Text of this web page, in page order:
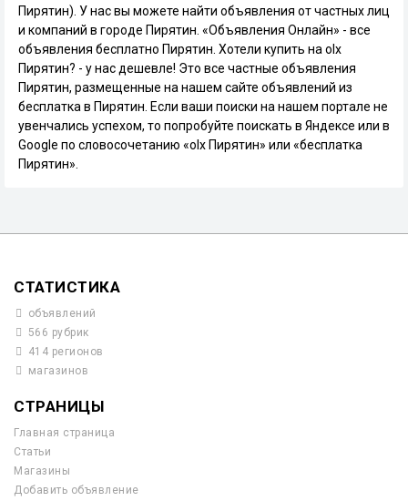
Пирятин). У нас вы можете найти объявления от частных лиц
и компаний в городе Пирятин. «Объявления Онлайн» - все
объявления бесплатно Пирятин. Хотели купить на olx
Пирятин? - у нас дешевле! Это все частные объявления
Пирятин, размещенные на нашем сайте объявлений из
бесплатка в Пирятин. Если ваши поиски на нашем портале не
увенчались успехом, то попробуйте поискать в Яндексе или в
Google по словосочетанию «olx Пирятин» или «бесплатка
Пирятин».
СТАТИСТИКА
объявлений
566 рубрик
414 регионов
магазинов
СТРАНИЦЫ
Главная страница
Статьи
Магазины
Добавить объявление